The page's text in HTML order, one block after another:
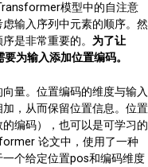
模型中的自注意
输入序列中元素的顺序。然
是非常重要的。 为了让
为输入添加位置编码。
量。位置编码的维度与输入
，从而保留位置信息。位置
编码），也可以是可学习的
论文中，使用了一种
个给定位置pos和编码维度